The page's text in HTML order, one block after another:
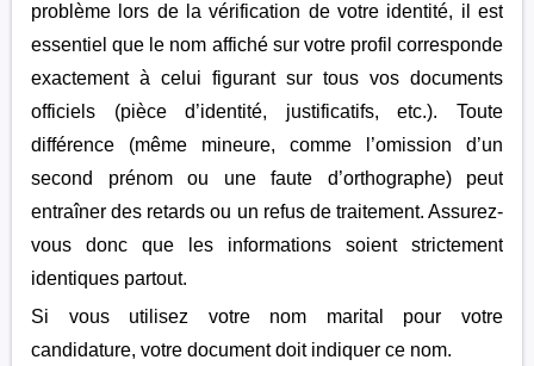
problème lors de la vérification de votre identité, il est
essentiel que le nom affiché sur votre profil corresponde
exactement à celui figurant sur tous vos documents
officiels (pièce d’identité, justificatifs, etc.). Toute
différence (même mineure, comme l’omission d’un
second prénom ou une faute d’orthographe) peut
entraîner des retards ou un refus de traitement. Assurez-
vous donc que les informations soient strictement
identiques partout.
Si vous utilisez votre nom marital pour votre
candidature, votre document doit indiquer ce nom.